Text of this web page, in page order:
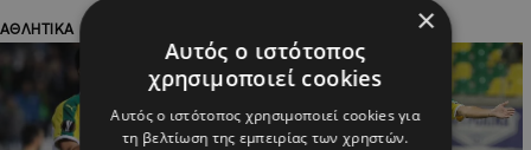
ΑΘΛΗΤΙΚΑ ×
Αυτός ο ιστότοπος
χρησιμοποιεί cookies
Αυτός ο ιστότοπος χρησιμοποιεί cookies για
τη βελτίωση της εμπειρίας των χρηστών.